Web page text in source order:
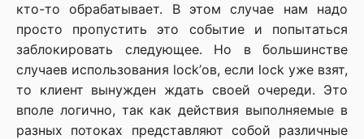
кто-то обрабатывает. В этом случае нам надо
просто пропустить это событие и попытаться
заблокировать следующее. Но в большинстве
случаев использования lock’ов, если lock уже взят,
то клиент вынужден ждать своей очереди. Это
вполе логично, так как действия выполняемые в
разных потоках представляют собой различные